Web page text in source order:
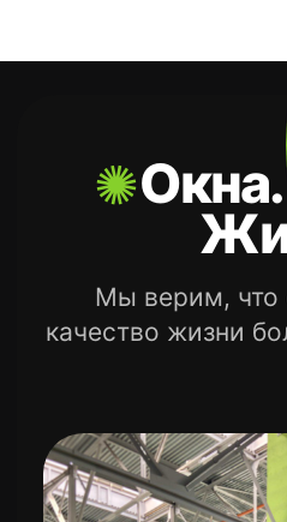
Поэтому создаём решения,
помогают дому дышать,
энергию и делают
Хочу работать у
Хочу стать дилером